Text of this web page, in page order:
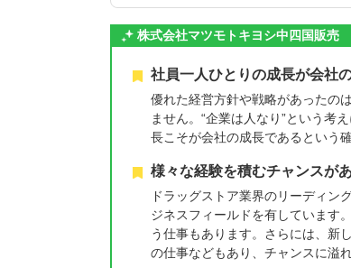
株式会社マツモトキヨシ中四国販売
社員一人ひとりの成長が会社
優れた経営方針や戦略があったの
ません。“企業は人なり”という考
長こそが会社の成長であるという
様々な経験を積むチャンスがあ
ドラッグストア業界のリーディン
ジネスフィールドを有しています
う仕事もあります。さらには、新
の仕事などもあり、チャンスに溢